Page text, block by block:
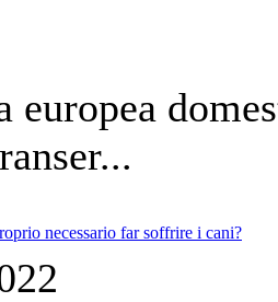
europea
necessario far soffrire i cani?